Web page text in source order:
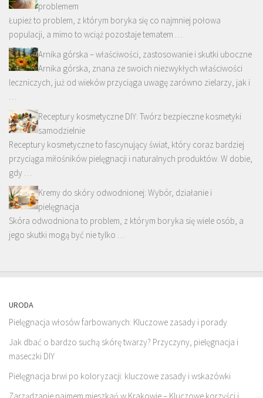
problemem
Łupież to problem, z którym boryka się co najmniej połowa
populacji, a mimo to wciąż pozostaje tematem …
Arnika górska – właściwości, zastosowanie i skutki uboczne
Arnika górska, znana ze swoich niezwykłych właściwości
leczniczych, już od wieków przyciąga uwagę zarówno zielarzy, jak i
…
Receptury kosmetyczne DIY: Twórz bezpieczne kosmetyki
samodzielnie
Receptury kosmetyczne to fascynujący świat, który coraz bardziej
przyciąga miłośników pielęgnacji i naturalnych produktów. W dobie,
gdy …
Kremy do skóry odwodnionej: Wybór, działanie i
pielęgnacja
Skóra odwodniona to problem, z którym boryka się wiele osób, a
jego skutki mogą być nie tylko …
URODA
Pielęgnacja włosów farbowanych: Kluczowe zasady i porady
Jak dbać o bardzo suchą skórę twarzy? Przyczyny, pielęgnacja i
maseczki DIY
Pielęgnacja brwi po koloryzacji: kluczowe zasady i wskazówki